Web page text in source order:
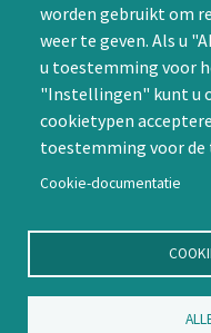
worden gebruikt om
weer te geven. Als u
u toestemming voor
"Instellingen" kunt u
cookietypen
toestemming voor
Cookie-documentatie
Contact
Nienoord 5, 1112 XE Diemen
info@ntvp.nl
SNSBNL2A te Utrecht